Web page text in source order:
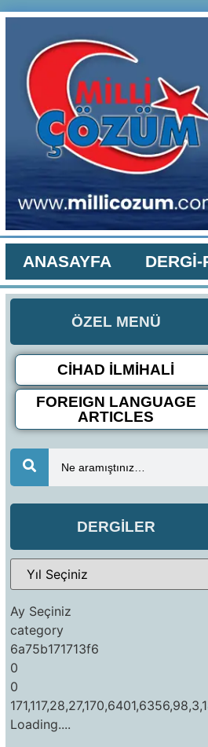
ANASAYFA DERGİ-
ÖZEL MENÜ
CİHAD İLMİHALİ
FOREIGN LANGUAGE
ARTICLES
Ne aramıştınız…
DERGİLER
Ay Seçiniz
category
6a75b171713f6
0
0
Loading....